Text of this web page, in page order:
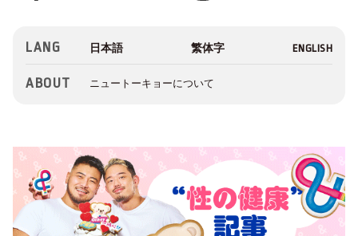
LANG
ABOUT ニュートーキョーについて